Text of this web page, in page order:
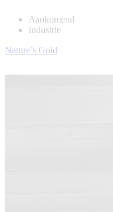
Aankomend
Industrie
Nature’s Gold